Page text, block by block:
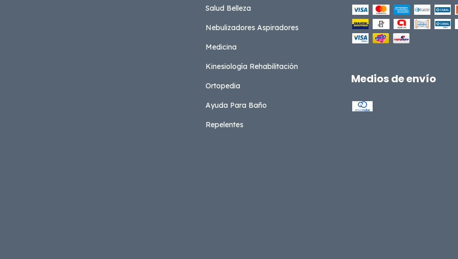
Salud Belleza
Nebulizadores Aspiradores
Medicina
Kinesiología Rehabilitación
Ortopedia
Ayuda Para Baño
Repelentes
Medios de envío